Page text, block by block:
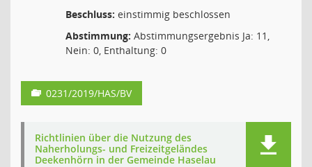
Beschluss: einstimmig beschlossen
Abstimmung: Abstimmungsergebnis Ja: 11,
Nein: 0, Enthaltung: 0
0231/2019/HAS/BV
Richtlinien über die Nutzung des
Naherholungs- und Freizeitgeländes
Deekenhörn in der Gemeinde Haselau